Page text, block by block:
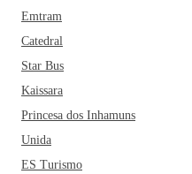
Emtram
Catedral
Star Bus
Kaissara
Princesa dos Inhamuns
Unida
ES Turismo